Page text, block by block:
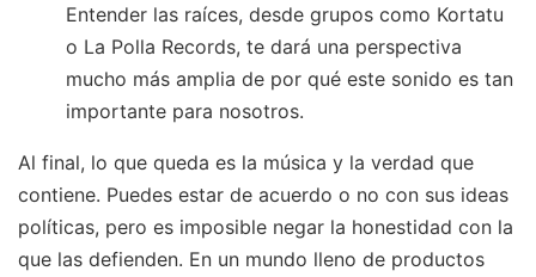
Entender las raíces, desde grupos como Kortatu
o La Polla Records, te dará una perspectiva
mucho más amplia de por qué este sonido es tan
importante para nosotros.
Al final, lo que queda es la música y la verdad que
contiene. Puedes estar de acuerdo o no con sus ideas
políticas, pero es imposible negar la honestidad con la
que las defienden. En un mundo lleno de productos